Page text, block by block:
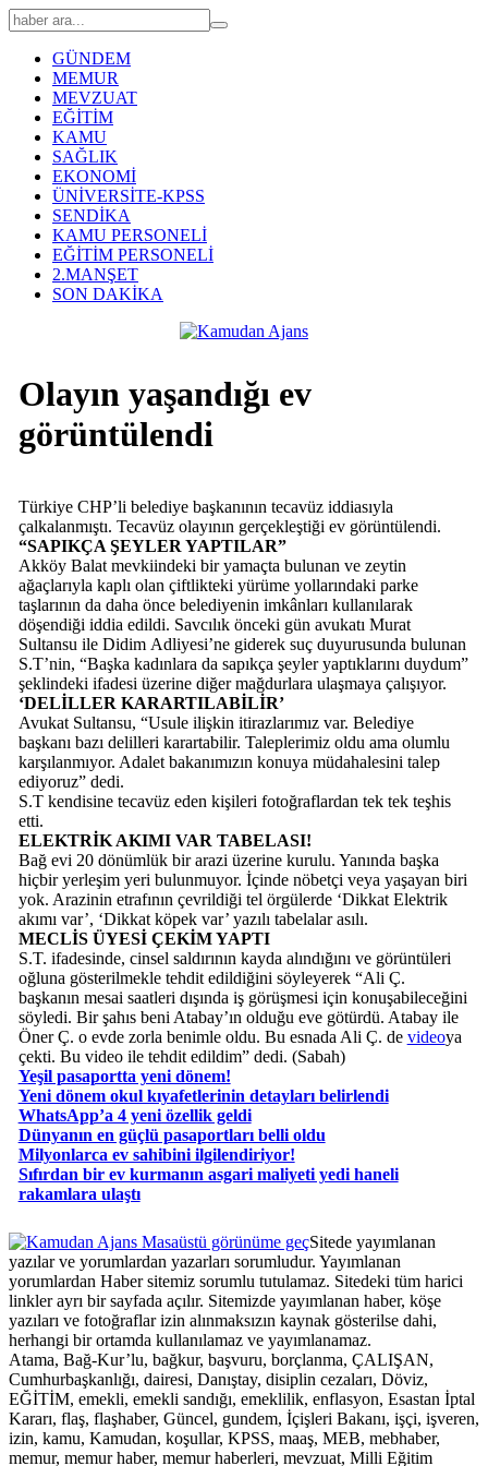
GÜNDEM
MEMUR
MEVZUAT
EĞİTİM
KAMU
SAĞLIK
EKONOMİ
ÜNİVERSİTE-KPSS
SENDİKA
KAMU PERSONELİ
EĞİTİM PERSONELİ
2.MANŞET
SON DAKİKA
Olayın yaşandığı ev
görüntülendi
Türkiye CHP’li belediye başkanının tecavüz iddiasıyla
çalkalanmıştı. Tecavüz olayının gerçekleştiği ev görüntülendi.
“SAPIKÇA ŞEYLER YAPTILAR”
Akköy Balat mevkiindeki bir yamaçta bulunan ve zeytin
ağaçlarıyla kaplı olan çiftlikteki yürüme yollarındaki parke
taşlarının da daha önce belediyenin imkânları kullanılarak
döşendiği iddia edildi. Savcılık önceki gün avukatı Murat
Sultansu ile Didim Adliyesi’ne giderek suç duyurusunda bulunan
S.T’nin, “Başka kadınlara da sapıkça şeyler yaptıklarını duydum”
şeklindeki ifadesi üzerine diğer mağdurlara ulaşmaya çalışıyor.
‘DELİLLER KARARTILABİLİR’
Avukat Sultansu, “Usule ilişkin itirazlarımız var. Belediye
başkanı bazı delilleri karartabilir. Taleplerimiz oldu ama olumlu
karşılanmıyor. Adalet bakanımızın konuya müdahalesini talep
ediyoruz” dedi.
S.T kendisine tecavüz eden kişileri fotoğraflardan tek tek teşhis
etti.
ELEKTRİK AKIMI VAR TABELASI!
Bağ evi 20 dönümlük bir arazi üzerine kurulu. Yanında başka
hiçbir yerleşim yeri bulunmuyor. İçinde nöbetçi veya yaşayan biri
yok. Arazinin etrafının çevrildiği tel örgülerde ‘Dikkat Elektrik
akımı var’, ‘Dikkat köpek var’ yazılı tabelalar asılı.
MECLİS ÜYESİ ÇEKİM YAPTI
S.T. ifadesinde, cinsel saldırının kayda alındığını ve görüntüleri
oğluna gösterilmekle tehdit edildiğini söyleyerek “Ali Ç.
başkanın mesai saatleri dışında iş görüşmesi için konuşabileceğini
söyledi. Bir şahıs beni Atabay’ın olduğu eve götürdü. Atabay ile
Öner Ç. o evde zorla benimle oldu. Bu esnada Ali Ç. de videoya
çekti. Bu video ile tehdit edildim” dedi. (Sabah)
Yeşil pasaportta yeni dönem!
Yeni dönem okul kıyafetlerinin detayları belirlendi
WhatsApp’a 4 yeni özellik geldi
Dünyanın en güçlü pasaportları belli oldu
Milyonlarca ev sahibini ilgilendiriyor!
Sıfırdan bir ev kurmanın asgari maliyeti yedi haneli
rakamlara ulaştı
Masaüstü görünüme geçSitede yayımlanan
yazılar ve yorumlardan yazarları sorumludur. Yayımlanan
yorumlardan Haber sitemiz sorumlu tutulamaz. Sitedeki tüm harici
linkler ayrı bir sayfada açılır. Sitemizde yayımlanan haber, köşe
yazıları ve fotoğraflar izin alınmaksızın kaynak gösterilse dahi,
herhangi bir ortamda kullanılamaz ve yayımlanamaz.
Atama, Bağ-Kur’lu, bağkur, başvuru, borçlanma, ÇALIŞAN,
Cumhurbaşkanlığı, dairesi, Danıştay, disiplin cezaları, Döviz,
EĞİTİM, emekli, emekli sandığı, emeklilik, enflasyon, Esastan İptal
Kararı, flaş, flaşhaber, Güncel, gundem, İçişleri Bakanı, işçi, işveren,
izin, kamu, Kamudan, koşullar, KPSS, maaş, MEB, mebhaber,
memur, memur haber, memur haberleri, mevzuat, Milli Eğitim